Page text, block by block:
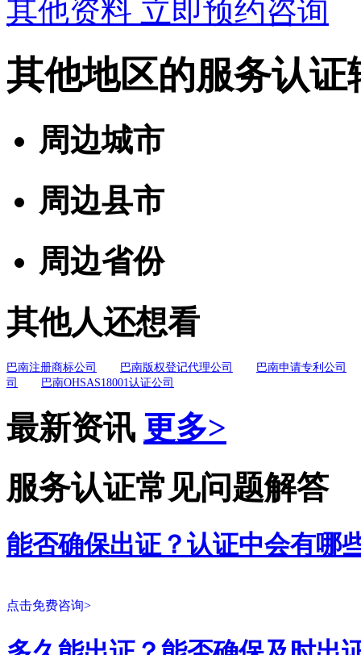
其他资料 立即预约咨询
其他地区的服务认证
周边城市
周边县市
周边省份
其他人还想看
巴南注册商标公司 巴南版权登记代理公司
巴南申请专利公司
司
巴南OHSAS18001认证公司
最新资讯 更多>
服务认证常见问题解答
能否确保出证？认证中会有哪
点击免费咨询>